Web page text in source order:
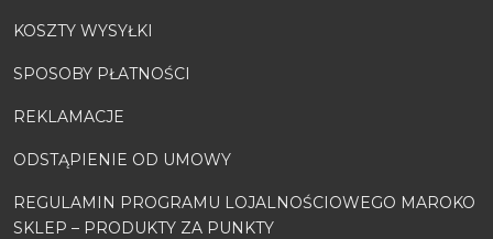
KOSZTY WYSYŁKI
SPOSOBY PŁATNOŚCI
REKLAMACJE
ODSTĄPIENIE OD UMOWY
REGULAMIN PROGRAMU LOJALNOŚCIOWEGO MAROKO
SKLEP – PRODUKTY ZA PUNKTY